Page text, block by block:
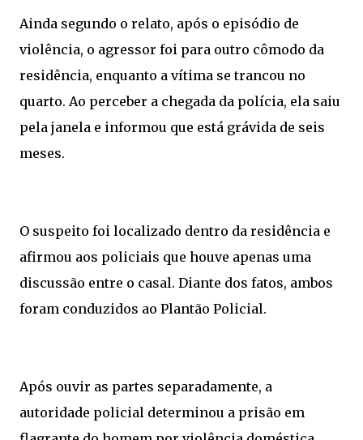
Ainda segundo o relato, após o episódio de
violência, o agressor foi para outro cômodo da
residência, enquanto a vítima se trancou no
quarto. Ao perceber a chegada da polícia, ela saiu
pela janela e informou que está grávida de seis
meses.
O suspeito foi localizado dentro da residência e
afirmou aos policiais que houve apenas uma
discussão entre o casal. Diante dos fatos, ambos
foram conduzidos ao Plantão Policial.
Após ouvir as partes separadamente, a
autoridade policial determinou a prisão em